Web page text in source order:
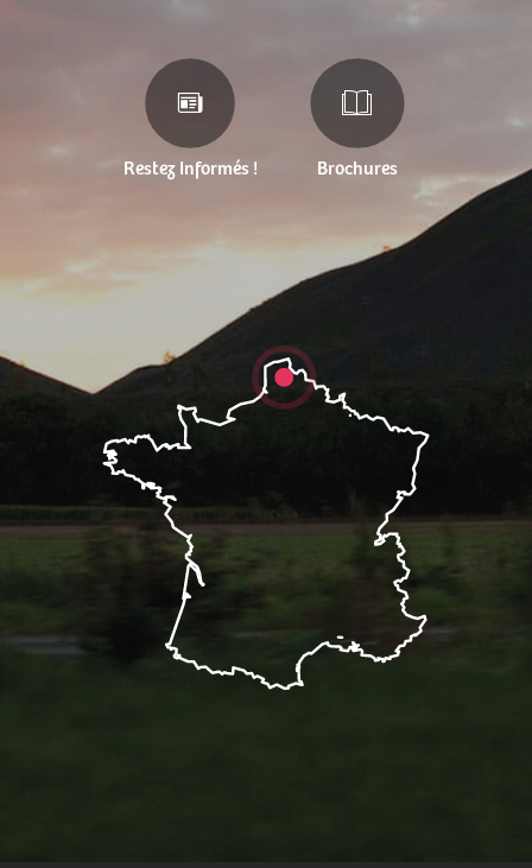
Restez Informés ! Brochures